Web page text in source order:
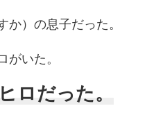
）の息子だった。
がいた。
ロだった。